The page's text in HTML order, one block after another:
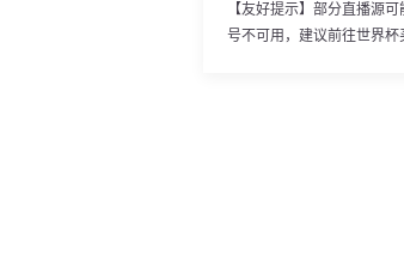
【友好提示】部分直播源
号不可用，建议前往世界杯